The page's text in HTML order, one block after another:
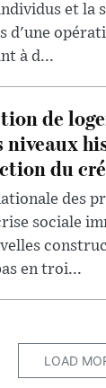
et la
d'une
à d...
de
niveaux
du
des
sociale
en troi...
LOAD